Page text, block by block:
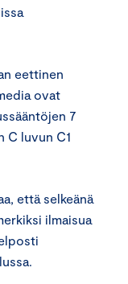
eettinen
ovat
7
C luvun C1
että selkeänä
ilmaisua